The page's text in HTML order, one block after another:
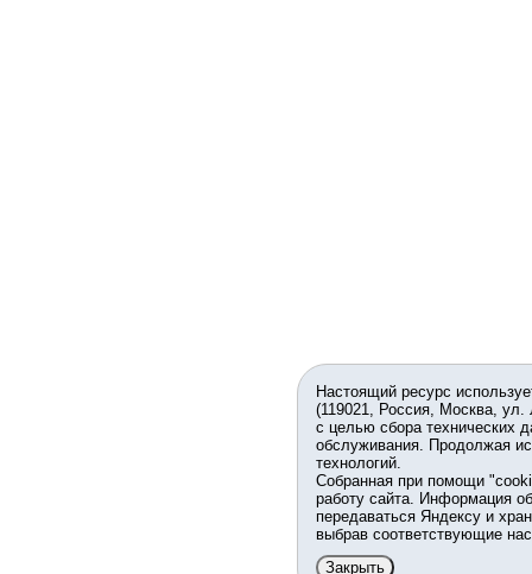
Настоящий ресурс
(119021, Россия, Москва,
с целью сбора технических
обслуживания. Продолжая
технологий.
Собранная при помощи
работу сайта. Информация
передаваться Яндексу и
выбрав соответствующие
Закрыть